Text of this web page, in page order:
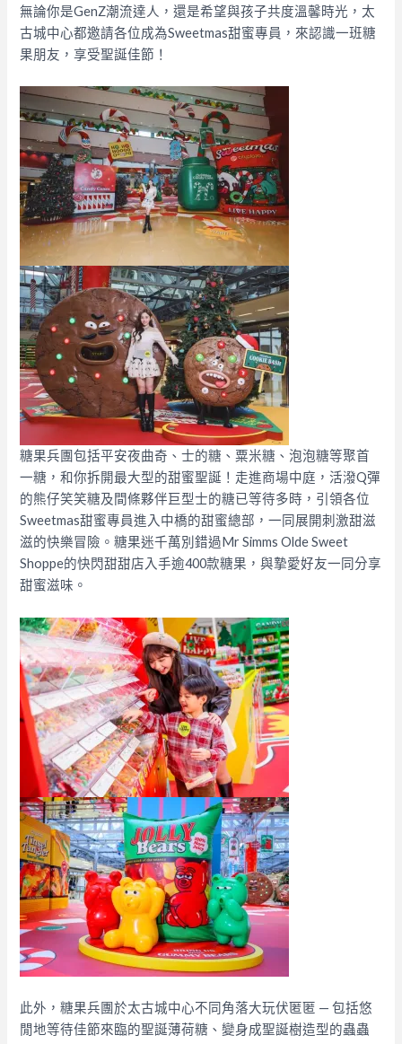
無論你是GenZ潮流達人，還是希望與孩子共度溫馨時光，太
古城中心都邀請各位成為Sweetmas甜蜜專員，來認識一班糖
果朋友，享受聖誕佳節！
糖果兵團包括平安夜曲奇、士的糖、粟米糖、泡泡糖等聚首
一糖，和你拆開最大型的甜蜜聖誕！走進商場中庭，活潑Q彈
的熊仔笑笑糖及間條夥伴巨型士的糖已等待多時，引領各位
Sweetmas甜蜜專員進入中橋的甜蜜總部，一同展開刺激甜滋
滋的快樂冒險。糖果迷千萬別錯過Mr Simms Olde Sweet
Shoppe的快閃甜甜店入手逾400款糖果，與摯愛好友一同分享
甜蜜滋味。
此外，糖果兵團於太古城中心不同角落大玩伏匿匿 — 包括悠
閒地等待佳節來臨的聖誕薄荷糖、變身成聖誕樹造型的蟲蟲